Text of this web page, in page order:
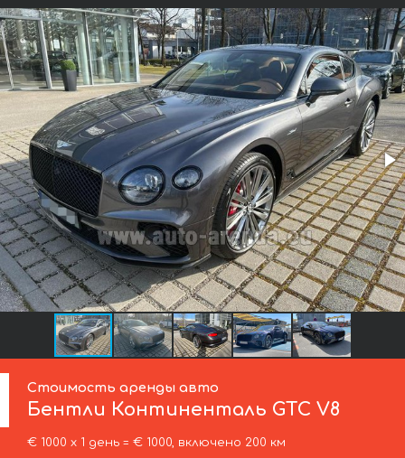
Стоимость аренды авто
Бентли Континенталь GTC V8
€ 1000 х 1 день = € 1000, включено 200 км